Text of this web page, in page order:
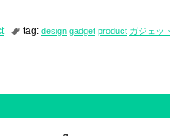
tag: design gadget product ガジェッ